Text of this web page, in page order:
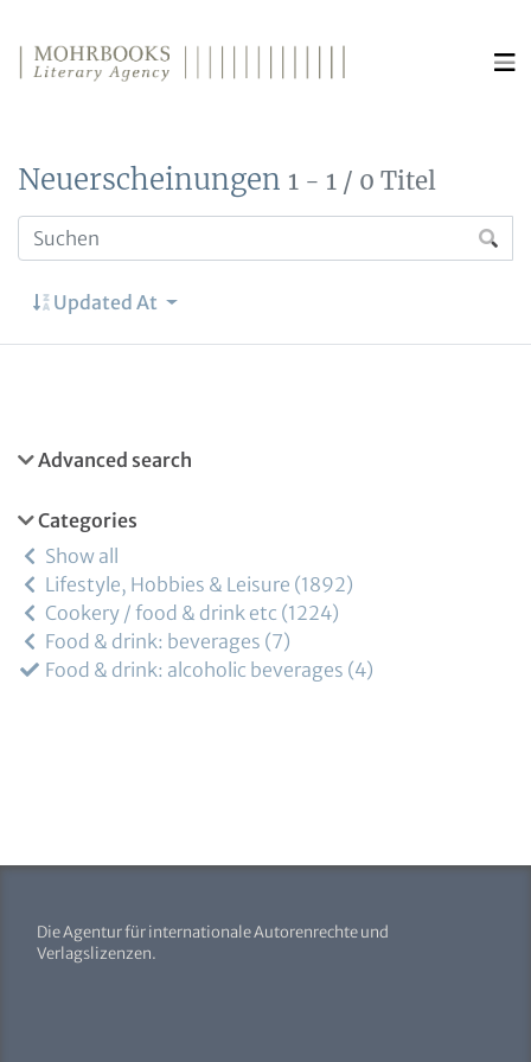
Neuerscheinungen 1 - 1 / 0 Titel
Updated At
Advanced search
Categories
Show all
Lifestyle, Hobbies & Leisure 1892
Cookery / food & drink etc 1224
Food & drink: beverages 7
Food & drink: alcoholic beverages 4
Die Agentur für internationale Autorenrechte und
Verlagslizenzen.